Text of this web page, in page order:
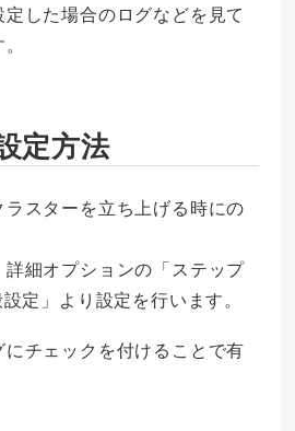
した場合のログなどを見て
定方法
スターを立ち上げる時にの
細オプションの「ステップ
定」より設定を行います。
にチェックを付けることで有